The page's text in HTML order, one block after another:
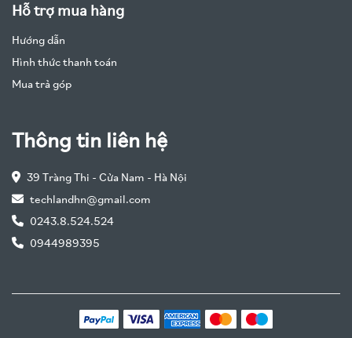
Hỗ trợ mua hàng
Hướng dẫn
Hình thức thanh toán
Mua trả góp
Thông tin liên hệ
39 Tràng Thi - Cửa Nam - Hà Nội
techlandhn@gmail.com
0243.8.524.524
0944989395